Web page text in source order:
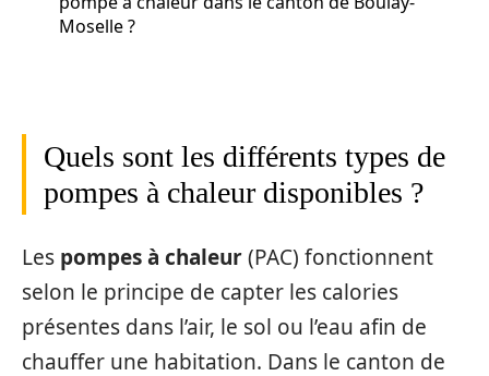
Moselle ?
Quels sont les différents types de
pompes à chaleur disponibles ?
Les pompes à chaleur(PAC) fonctionnent
selon le principe de capter les calories
présentes dans l’air, le sol ou l’eau afin de
chauffer une habitation. Dans le canton de